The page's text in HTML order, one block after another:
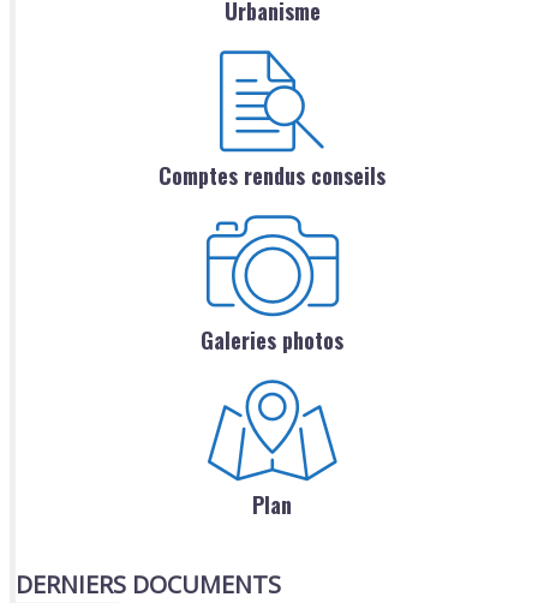
Urbanisme
Comptes rendus conseils
Galeries photos
Plan
DERNIERS DOCUMENTS